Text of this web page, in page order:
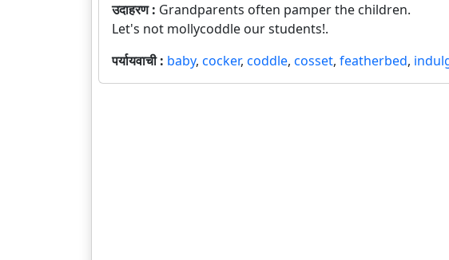
उदाहरण : Grandparents often pamper the children.
Let's not mollycoddle our students!.
पर्यायवाची : baby, cocker, coddle, cosset, featherbed,